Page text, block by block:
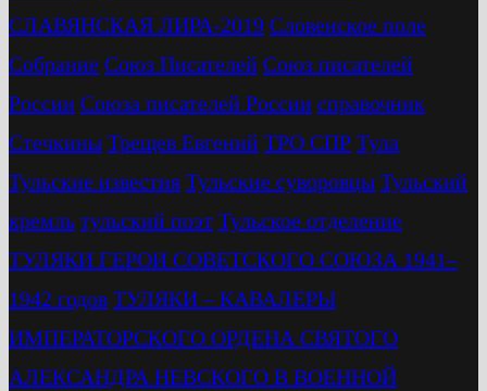
СЛАВЯНСКАЯ ЛИРА-2019 Словенское поле
Собрание Союз Писателей Союз писателей
России Союза писателей России справочник
Стечкины Трещев Евгений ТРО СПР Тула
Тульские известия Тульские суворовцы Тульский
кремль тульский поэт Тульское отделение
ТУЛЯКИ ГЕРОИ СОВЕТСКОГО СОЮЗА 1941–
1942 годов ТУЛЯКИ – КАВАЛЕРЫ
ИМПЕРАТОРСКОГО ОРДЕНА СВЯТОГО
АЛЕКСАНДРА НЕВСКОГО В ВОЕННОЙ